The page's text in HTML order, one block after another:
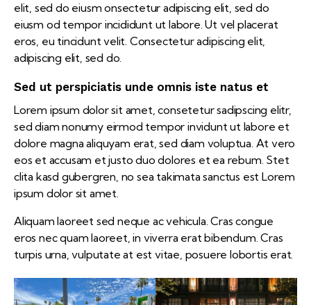
elit, sed do eiusm onsectetur adipiscing elit, sed do
eiusm od tempor incididunt ut labore. Ut vel placerat
eros, eu tincidunt velit. Consectetur adipiscing elit,
adipiscing elit, sed do.
Sed ut perspiciatis unde omnis iste natus et
Lorem ipsum dolor sit amet, consetetur sadipscing elitr,
sed diam nonumy eirmod tempor invidunt ut labore et
dolore magna aliquyam erat, sed diam voluptua. At vero
eos et accusam et justo duo dolores et ea rebum. Stet
clita kasd gubergren, no sea takimata sanctus est Lorem
ipsum dolor sit amet.
Aliquam laoreet sed neque ac vehicula. Cras congue
eros nec quam laoreet, in viverra erat bibendum. Cras
turpis urna, vulputate at est vitae, posuere lobortis erat.